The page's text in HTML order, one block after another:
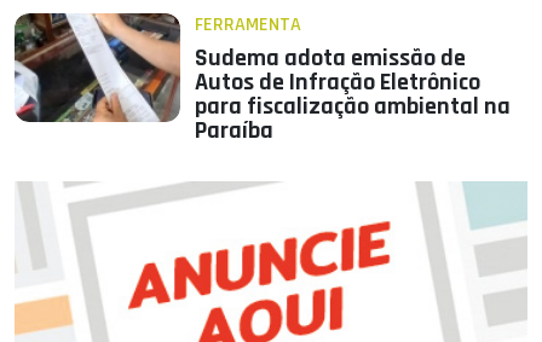
FERRAMENTA
Sudema adota emissão de
Autos de Infração Eletrônico
para fiscalização ambiental na
Paraíba